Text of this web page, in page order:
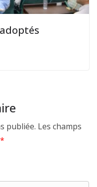
publiée. Les champs
*